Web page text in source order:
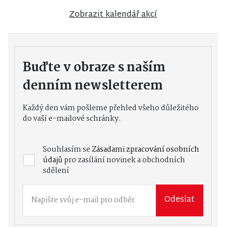
Zobrazit kalendář akcí
Buďte v obraze s naším
denním newsletterem
Každý den vám pošleme přehled všeho důležitého
do vaší e-mailové schránky.
Souhlasím seZásadami zpracování osobních
údajůpro zasílání novinek a obchodních
sdělení
Odeslat